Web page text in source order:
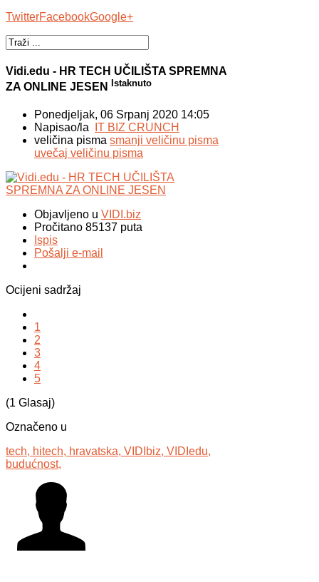
TwitterFacebookGoogle+
Vidi.edu - HR TECH UČILIŠTA SPREMNA
ZA ONLINE JESEN
Istaknuto
Ponedjeljak, 06 Srpanj 2020 14:05
Napisao/la
IT BIZ CRUNCH
veličina pisma smanji veličinu pisma
uvečaj veličinu pisma
Objavljeno u VIDI.biz
Pročitano 85137 puta
Ispis
Pošalji e-mail
Ocijeni sadržaj
1
2
3
4
5
(1 Glasaj)
Označeno u
tech, hitech, hravatska, VIDIbiz, VIDIedu,
budućnost,